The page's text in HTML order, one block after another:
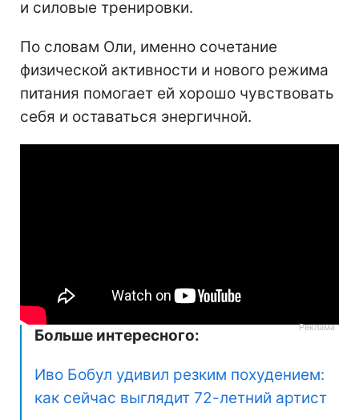
и силовые тренировки.
По словам Оли, именно сочетание
физической активности и нового режима
питания помогает ей хорошо чувствовать
себя и оставаться энергичной.
Больше интересного:
Иво Бобул удивил резким похудением:
как сейчас выглядит 72-летний артист